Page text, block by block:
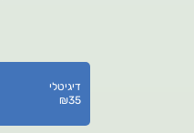
דיגיטלי
₪35